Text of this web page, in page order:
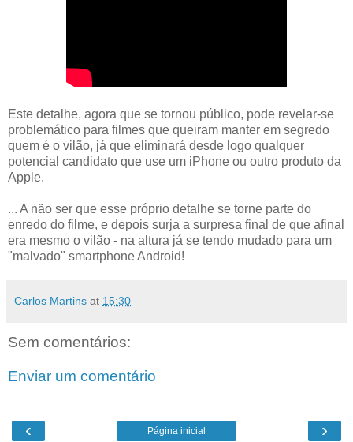
Este detalhe, agora que se tornou público, pode revelar-se
problemático para filmes que queiram manter em segredo
quem é o vilão, já que eliminará desde logo qualquer
potencial candidato que use um iPhone ou outro produto da
Apple.
... A não ser que esse próprio detalhe se torne parte do
enredo do filme, e depois surja a surpresa final de que afinal
era mesmo o vilão - na altura já se tendo mudado para um
"malvado" smartphone Android!
Carlos Martins at 15:30
Sem comentários:
Enviar um comentário
‹ ›
Página inicial